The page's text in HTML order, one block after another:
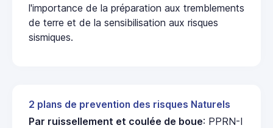
l'importance de la préparation aux tremblements
de terre et de la sensibilisation aux risques
sismiques.
2 plans de prevention des risques Naturels
Par ruissellement et coulée de boue: PPRN-I